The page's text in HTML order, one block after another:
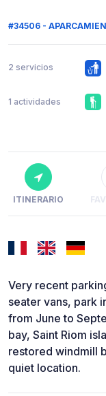
#34506 -
2 servicios
1 actividades
ITINERARIO
Very recent
seater vans, park
from June to
bay, Saint Riom
restored windmill
quiet location.